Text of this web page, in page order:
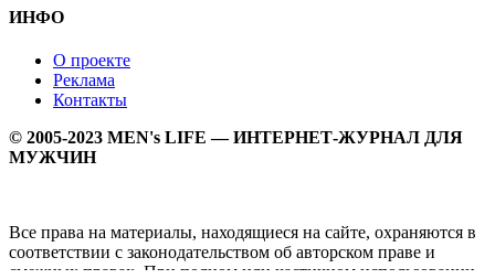
ИНФО
О проекте
Реклама
Контакты
© 2005-2023 MEN's LIFE — ИНТЕРНЕТ-ЖУРНАЛ ДЛЯ
МУЖЧИН
Все права на материалы, находящиеся на сайте, охраняются в
соответствии с законодательством об авторском праве и
смежных правах. При полном или частичном использовании